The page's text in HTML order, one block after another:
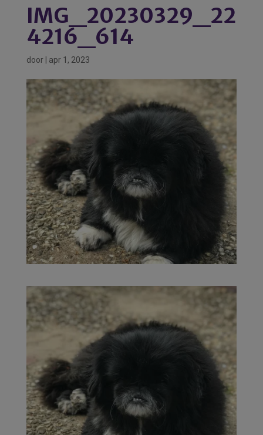
IMG_20230329_22
4216_614
door apr 1, 2023